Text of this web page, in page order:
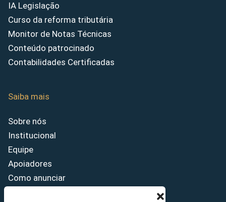
IA Legislação
Curso da reforma tributária
Monitor de Notas Técnicas
Conteúdo patrocinado
Contabilidades Certificadas
Saiba mais
Sobre nós
Institucional
Equipe
Apoiadores
Como anunciar